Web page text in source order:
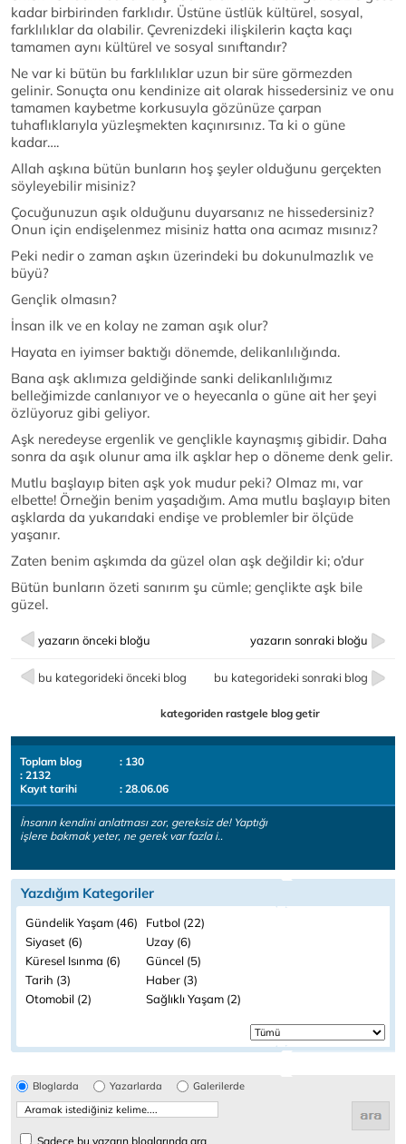
kadar birbirinden farklıdır. Üstüne üstlük kültürel, sosyal,
farklılıklar da olabilir. Çevrenizdeki ilişkilerin kaçta kaçı
tamamen aynı kültürel ve sosyal sınıftandır?
Ne var ki bütün bu farklılıklar uzun bir süre görmezden
gelinir. Sonuçta onu kendinize ait olarak hissedersiniz ve onu
tamamen kaybetme korkusuyla gözünüze çarpan
tuhaflıklarıyla yüzleşmekten kaçınırsınız. Ta ki o güne
kadar….
Allah aşkına bütün bunların hoş şeyler olduğunu gerçekten
söyleyebilir misiniz?
Çocuğunuzun aşık olduğunu duyarsanız ne hissedersiniz?
Onun için endişelenmez misiniz hatta ona acımaz mısınız?
Peki nedir o zaman aşkın üzerindeki bu dokunulmazlık ve
büyü?
Gençlik olmasın?
İnsan ilk ve en kolay ne zaman aşık olur?
Hayata en iyimser baktığı dönemde, delikanlılığında.
Bana aşk aklımıza geldiğinde sanki delikanlılığımız
belleğimizde canlanıyor ve o heyecanla o güne ait her şeyi
özlüyoruz gibi geliyor.
Aşk neredeyse ergenlik ve gençlikle kaynaşmış gibidir. Daha
sonra da aşık olunur ama ilk aşklar hep o döneme denk gelir.
Mutlu başlayıp biten aşk yok mudur peki? Olmaz mı, var
elbette! Örneğin benim yaşadığım. Ama mutlu başlayıp biten
aşklarda da yukarıdaki endişe ve problemler bir ölçüde
yaşanır.
Zaten benim aşkımda da güzel olan aşk değildir ki; o’dur
Bütün bunların özeti sanırım şu cümle; gençlikte aşk bile
güzel.
yazarın önceki bloğu yazarın sonraki bloğu
bu kategorideki önceki blog bu kategorideki sonraki blog
kategoriden rastgele blog getir
Toplam blog
: 130
: 2132
Kayıt tarihi
: 28.06.06
İnsanın kendini anlatması zor, gereksiz de! Yaptığı
işlere bakmak yeter, ne gerek var fazla i..
Yazdığım Kategoriler
Gündelik Yaşam (46)
Futbol (22)
Siyaset (6)
Uzay (6)
Küresel Isınma (6)
Güncel (5)
Tarih (3)
Haber (3)
Otomobil (2)
Sağlıklı Yaşam (2)
Bloglarda Yazarlarda Galerilerde
Sadece bu yazarın bloglarında ara